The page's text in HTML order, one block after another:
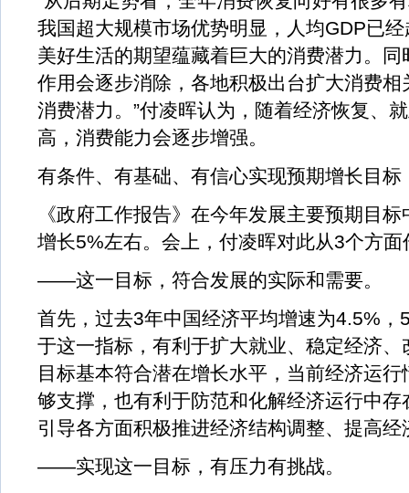
我国超大规模市场优势明显，人均GDP已
美好生活的期望蕴藏着巨大的消费潜力。
作用会逐步消除，各地积极出台扩大消费
消费潜力。”付凌晖认为，随着经济恢复、
高，消费能力会逐步增强。
有条件、有基础、有信心实现预期增长目标
《政府工作报告》在今年发展主要预期目
增长5%左右。会上，付凌晖对此从3个方面
——这一目标，符合发展的实际和需要。
首先，过去3年中国经济平均增速为4.5%，
于这一指标，有利于扩大就业、稳定经济
目标基本符合潜在增长水平，当前经济运
够支撑，也有利于防范和化解经济运行中
引导各方面积极推进经济结构调整、提高经
——实现这一目标，有压力有挑战。